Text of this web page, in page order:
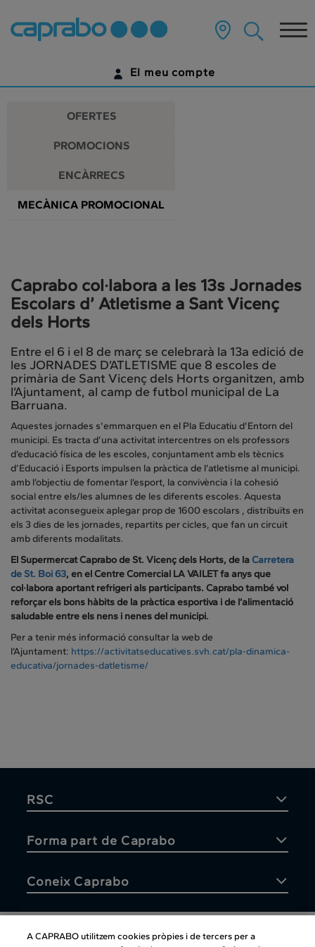
Promocions
descomptes
als
nostres
supermercats
contingut
pàgina
El meu compte
ENCARA NO TENS UN COMPTE DIGITAL?
OFERTES
PROMOCIONS
ENCÀRRECS
MECÀNICA PROMOCIONAL
Caprabo col·labora a les 13s Jornades
Escolars d’ Atletisme a Sant Vicenç
dels Horts
Entre el 6 i el 8 de març se celebrarà la 13a edició de
les JORNADES D’ATLETISME que 8 escoles de
primària de Sant Vicenç dels Horts organitzen, amb
l’Ajuntament, al camp de futbol municipal de La
Barruana.
Aquestes jornades s'emmarquen en el Pla Educatiu d'Entorn del
municipi. Es tracta d’una activitat intercentres on els professors
d’educació física de les escoles, conjuntament amb els tècnics
d’Educació i Esports impulsen la pràctica de l’atletisme al municipi.
amb l’objectiu de fomentar l’esport, la convivència i la cohesió
social entre els/les alumnes de les diferents escoles. Aquesta
activitat aconsegueix aplegar prop de 1600 escolars , distribuïts en
els 3 dies de les jornades, repartits per cicles, que fan un circuit
amb diferents modalitats.
El Supermercat Caprabo de St. Vicenç dels Horts, de laCarretera
de St. Boi 63, en el Centre Comercial LA VAILET fa anys que
col·labora aportant refrigeri als participants. Caprabo també vol
reforçar els bons hàbits de la pràctica esportiva i de l’alimentació
saludable entre els nens i nenes del municipi.
Per a tenir més informació consultar la web de
l’Ajuntament: https://activitatseducatives.svh.cat/pla-dinamica-
educativa/jornades-datletisme/
RSC
Forma part de Caprabo
Coneix Caprabo
A CAPRABO utilitzem cookies pròpies i de tercers per a